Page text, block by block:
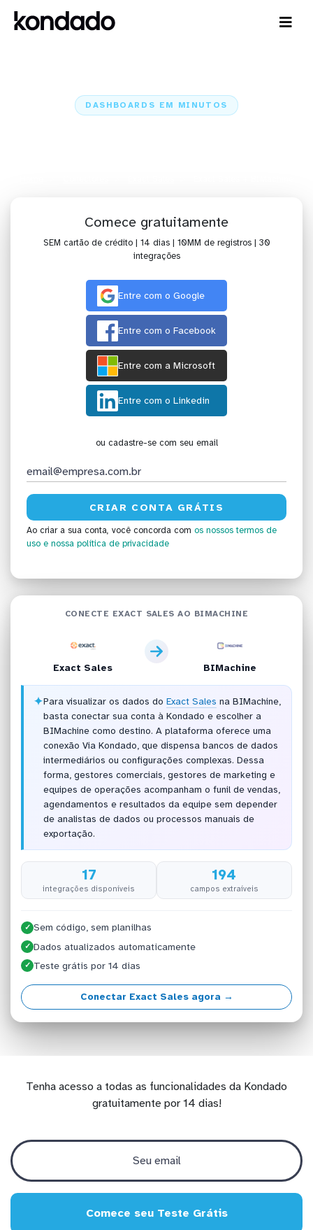
DASHBOARDS EM MINUTOS
Comece gratuitamente
SEM cartão de crédito | 14 dias | 10MM de registros | 30
integrações
Entre com o Google
Entre com o Facebook
Entre com a Microsoft
Entre com o Linkedin
ou cadastre-se com seu email
Ao criar a sua conta, você concorda com os nossos termos de
uso e nossa política de privacidade
CONECTE EXACT SALES AO BIMACHINE
Exact Sales BIMachine
✦Para visualizar os dados do Exact Sales na BIMachine,
basta conectar sua conta à Kondado e escolher a
BIMachine como destino. A plataforma oferece uma
conexão Via Kondado, que dispensa bancos de dados
intermediários ou configurações complexas. Dessa
forma, gestores comerciais, gestores de marketing e
equipes de operações acompanham o funil de vendas,
agendamentos e resultados da equipe sem depender
de analistas de dados ou processos manuais de
exportação.
17
integrações disponíveis
194
campos extraíveis
✓ Sem código, sem planilhas
✓ Dados atualizados automaticamente
✓ Teste grátis por 14 dias
Conectar Exact Sales agora →
Tenha acesso a todas as funcionalidades da Kondado
gratuitamente por 14 dias!
Comece seu Teste Grátis